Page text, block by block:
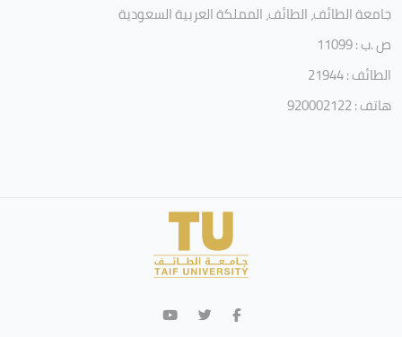
جامعة الطائف، الطائف، المملكة العربية السعودية
ص .ب : 11099
الطائف : 21944
هاتف : 920002122